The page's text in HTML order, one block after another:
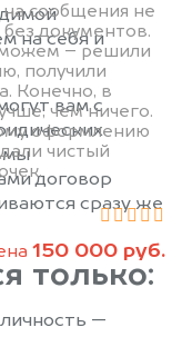
на сообщения не
документов.
– решили
получили
Конечно, в
чем ничего.
оформлению
чистый
150 000 руб.
на себя и
вам с
мы
договор
сразу же
только:
—